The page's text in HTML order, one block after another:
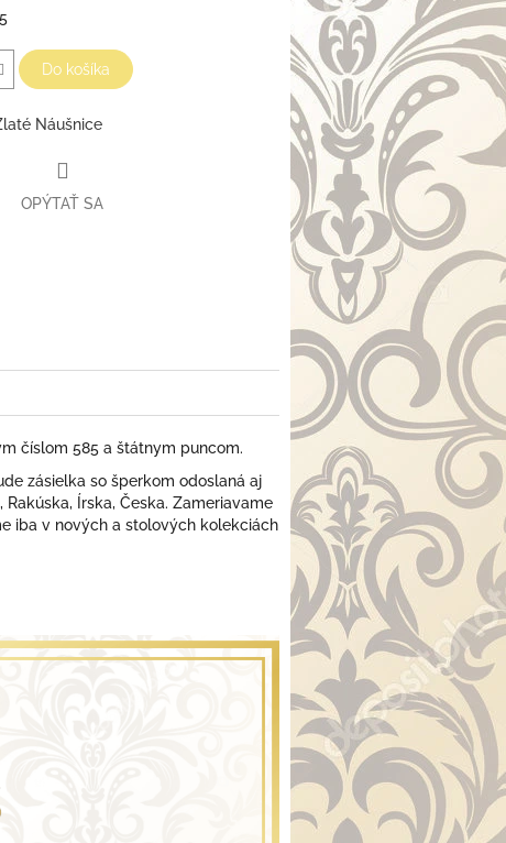
Do košíka
Náušnice
OPÝTAŤ SA
číslom 585 a štátnym puncom.
zásielka so šperkom odoslaná aj
Írska, Česka. Zameriavame
iba v nových a stolových kolekciách